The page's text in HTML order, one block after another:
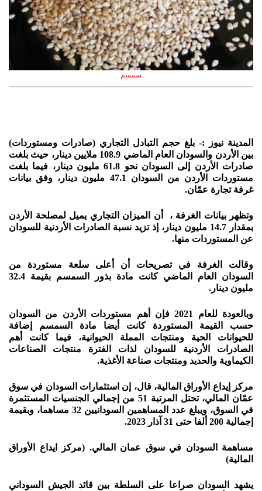
سمسم
المدينة نيوز :- بلغ حجم التبادل التجاري (صادرات ومستوردات)
بين الأردن والسودان العام الماضي 108.9 ملايين دينار، حيث بلغت
صادرات الأردن إلى السودان نحو 61.8 مليون دينار، فيما بلغت
مستوردات الأردن من السودان 47.1 مليون دينار، وفق بيانات
غرفة تجارة عمّان.
وتظهر بيانات الغرفة ، أن الميزان التجاري يميل لمصلحة الأردن
بمقدار 14.7 مليون دينار، إذ تزيد نسبة الصادرات الأردنية للسودان
عن المستوردات منها.
وقالت الغرفة في تصريحات أن أعلى سلعة مستوردة من
السودان العام الماضي كانت مادة بذور السمسم بقيمة 32.4
مليون دينار.
وبالعودة للعام 2021 فإن أهم مستوردات الأردن من السودان
حسب القيمة المستوردة كانت أيضا مادة السمسم إضافة
للحيوانات الحية ومنتجات المملة الحيوانية، فيما كانت أهم
الصادرات الأردنية للسودان لذات الفترة منتجات الصناعات
الكيماوية والحديد ومنتجات صناعة الأغذية.
مركز إيداع الأوراق المالية، قال، إن استثمارات السودان في سوق
عمّان المالي، تحتل المرتبة 51 من إجمالي الجنسيات المستثمرة
في السوق، ويبلغ عدد المساهمين السودانيين 32 مساهما، وبقيمة
إجمالية 200 ألفا حتى 31 آذار 2023.
مساهمة السودان في سوق عمان المالي. (مركز ايداع الأوراق
المالية)
يشهد السودان صراعا على السلطة بين قائد الجيش السوداني